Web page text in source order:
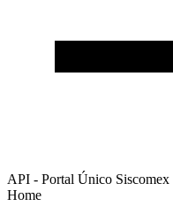
API - Portal Único Siscomex
Home